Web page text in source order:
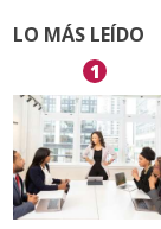
LO MÁS LEÍDO
1